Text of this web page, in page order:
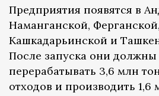
Предприятия появятся в
Наманганской,
Кашкадарьинской и
После запуска они
перерабатывать 3,6 млн
отходов и производить 1,6